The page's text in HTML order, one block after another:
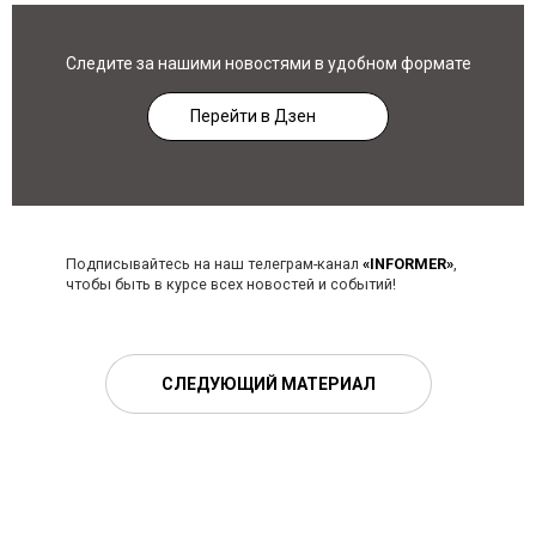
Следите за нашими новостями в удобном формате
Перейти в Дзен
Подписывайтесь на наш телеграм-канал «INFORMER»,
чтобы быть в курсе всех новостей и событий!
СЛЕДУЮЩИЙ МАТЕРИАЛ